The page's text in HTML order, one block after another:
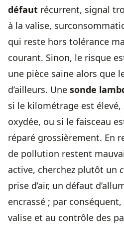
défaut récurrent, signal
à la valise,
qui reste hors tolérance
courant. Sinon, le risque
une pièce saine alors que
d’ailleurs. Une sonde
si le kilométrage est
oxydée, ou si le faisceau
réparé grossièrement. En
de pollution restent
active, cherchez plutôt un
prise d’air, un défaut
encrassé ; par
valise et au contrôle des